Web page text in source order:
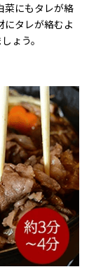
菜にもタレが絡
にタレが絡むよ
ょう。